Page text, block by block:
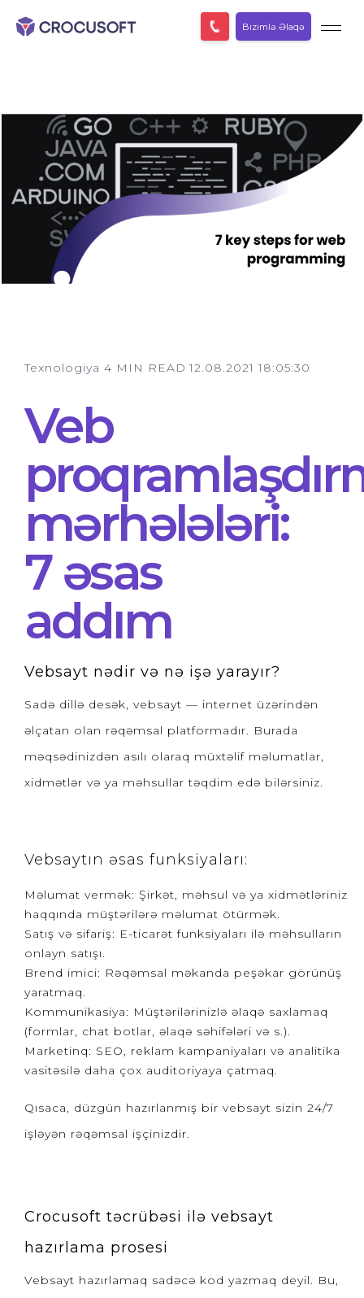
Bizimlə Əlaqə
Texnologiya 4 MIN READ 12.08.2021 18:05:30
Veb
mərhələləri:
7 əsas
addım
Vebsayt nədir və nə işə yarayır?
Sadə dillə desək, vebsayt — internet üzərindən
əlçatan olan rəqəmsal platformadır. Burada
məqsədinizdən asılı olaraq müxtəlif məlumatlar,
xidmətlər və ya məhsullar təqdim edə bilərsiniz.
Vebsaytın əsas funksiyaları:
Məlumat vermək: Şirkət, məhsul və ya xidmətləriniz
haqqında müştərilərə məlumat ötürmək.
Satış və sifariş: E-ticarət funksiyaları ilə məhsulların
onlayn satışı.
Brend imici: Rəqəmsal məkanda peşəkar görünüş
yaratmaq.
Kommunikasiya: Müştərilərinizlə əlaqə saxlamaq
(formlar, chat botlar, əlaqə səhifələri və s.).
Marketinq: SEO, reklam kampaniyaları və analitika
vasitəsilə daha çox auditoriyaya çatmaq.
Qısaca, düzgün hazırlanmış bir vebsayt sizin 24/7
işləyən rəqəmsal işçinizdir.
Crocusoft təcrübəsi ilə vebsayt
hazırlama prosesi
Vebsayt hazırlamaq sadəcə kod yazmaq deyil. Bu,